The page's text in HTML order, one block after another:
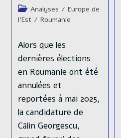
la
publication :
de
lecture :
Post
category:
Analyses / Europe de
l'Est / Roumanie
Alors que les
dernières élections
en Roumanie ont été
annulées et
reportées à mai 2025,
la candidature de
Călin Georgescu,